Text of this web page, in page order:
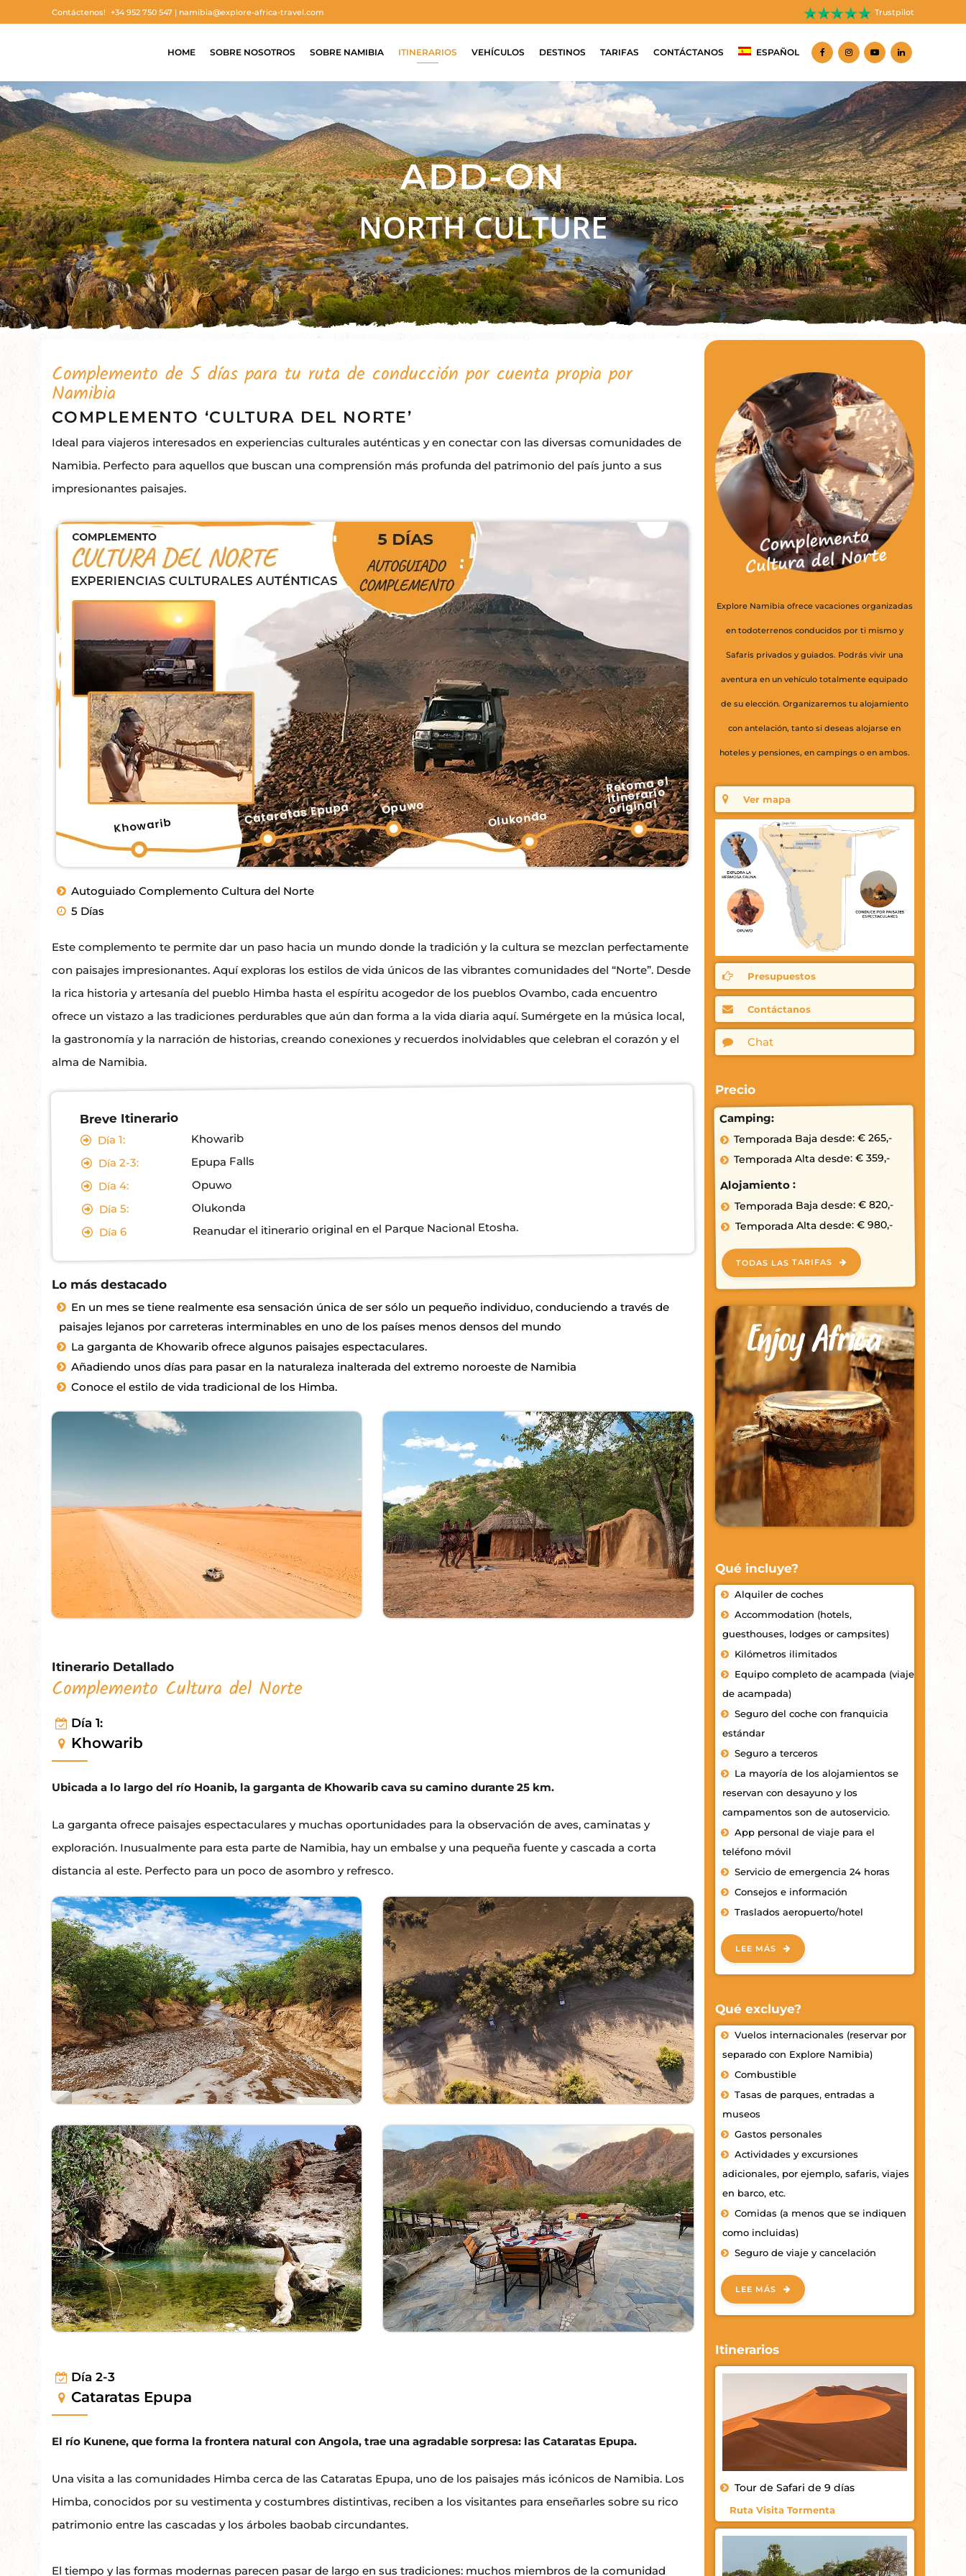
Contáctenos! +34 952 750 547 | namibia@explore-africa-travel.com Trustpilot
HOME SOBRE NOSOTROS SOBRE NAMIBIA ITINERARIOS VEHÍCULOS DESTINOS TARIFAS CONTÁCTANOS ESPAÑOL
ADD-ON
NORTH CULTURE
Complemento de 5 días para tu ruta de conducción por cuenta propia por
Namibia
COMPLEMENTO ‘CULTURA DEL NORTE’
Ideal para viajeros interesados en experiencias culturales auténticas y en conectar con las diversas comunidades de
Namibia. Perfecto para aquellos que buscan una comprensión más profunda del patrimonio del país junto a sus
impresionantes paisajes.
Autoguiado Complemento Cultura del Norte
5 Días
Este complemento te permite dar un paso hacia un mundo donde la tradición y la cultura se mezclan perfectamente
con paisajes impresionantes. Aquí exploras los estilos de vida únicos de las vibrantes comunidades del “Norte”. Desde
la rica historia y artesanía del pueblo Himba hasta el espíritu acogedor de los pueblos Ovambo, cada encuentro
ofrece un vistazo a las tradiciones perdurables que aún dan forma a la vida diaria aquí. Sumérgete en la música local,
la gastronomía y la narración de historias, creando conexiones y recuerdos inolvidables que celebran el corazón y el
alma de Namibia.
Breve Itinerario
Día1: Khowarib
Día 2-3: Epupa Falls
Día4: Opuwo
Día 5: Olukonda
Día6 Reanudar el itinerario original en el Parque Nacional Etosha.
Lo más destacado
En un mes se tiene realmente esa sensación única de ser sólo un pequeño individuo, conduciendo a través de
paisajes lejanos por carreteras interminables en uno de los países menos densos del mundo
La garganta de Khowarib ofrece algunos paisajes espectaculares.
Añadiendo unos días para pasar en la naturaleza inalterada del extremo noroeste de Namibia
Conoce el estilo de vida tradicional de los Himba.
Itinerario Detallado
Complemento Cultura del Norte
Día 1:
Khowarib
Ubicada a lo largo del río Hoanib, la garganta de Khowarib cava su camino durante 25 km.
La garganta ofrece paisajes espectaculares y muchas oportunidades para la observación de aves, caminatas y
exploración. Inusualmente para esta parte de Namibia, hay un embalse y una pequeña fuente y cascada a corta
distancia al este. Perfecto para un poco de asombro y refresco.
Día 2-3
Cataratas Epupa
El río Kunene, que forma la frontera natural con Angola, trae una agradable sorpresa: las Cataratas Epupa.
Una visita a las comunidades Himba cerca de las Cataratas Epupa, uno de los paisajes más icónicos de Namibia. Los
Himba, conocidos por su vestimenta y costumbres distintivas, reciben a los visitantes para enseñarles sobre su rico
patrimonio entre las cascadas y los árboles baobab circundantes.
El tiempo y las formas modernas parecen pasar de largo en sus tradiciones: muchos miembros de la comunidad
Explore Namibia ofrece vacaciones organizadas
en todoterrenos conducidos por ti mismo y
Safaris privados y guiados. Podrás vivir una
aventura en un vehículo totalmente equipado
de su elección. Organizaremos tu alojamiento
con antelación, tanto si deseas alojarse en
hoteles y pensiones, en campings o en ambos.
Ver mapa
Presupuestos
Contáctanos
Chat
Precio
Camping:
Temporada Baja desde: € 265,-
Temporada Alta desde: € 359,-
Alojamiento :
Temporada Baja desde: € 820,-
Temporada Alta desde: € 980,-
TODAS LAS TARIFAS
Qué incluye?
Alquiler de coches
Accommodation (hotels,
guesthouses, lodges or campsites)
Kilómetros ilimitados
Equipo completo de acampada (viaje
de acampada)
Seguro del coche con franquicia
estándar
Seguro a terceros
La mayoría de los alojamientos se
reservan con desayuno y los
campamentos son de autoservicio.
App personal de viaje para el
teléfono móvil
Servicio de emergencia 24 horas
Consejos e información
Traslados aeropuerto/hotel
LEE MÁS
Qué excluye?
Vuelos internacionales (reservar por
separado con Explore Namibia)
Combustible
Tasas de parques, entradas a
museos
Gastos personales
Actividades y excursiones
adicionales, por ejemplo, safaris, viajes
en barco, etc.
Comidas (a menos que se indiquen
como incluidas)
Seguro de viaje y cancelación
LEE MÁS
Itinerarios
Tour de Safari de 9 días
Ruta Visita Tormenta